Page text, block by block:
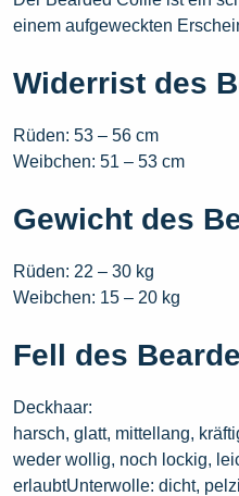
einem aufgeweckten
Widerrist des
Rüden: 53 – 56 cm
Weibchen: 51 – 53 cm
Gewicht des
Rüden: 22 – 30 kg
Weibchen: 15 – 20 kg
Fell des
Deckhaar:
harsch, glatt, mittellang,
weder wollig, noch lockig,
erlaubtUnterwolle: dicht,